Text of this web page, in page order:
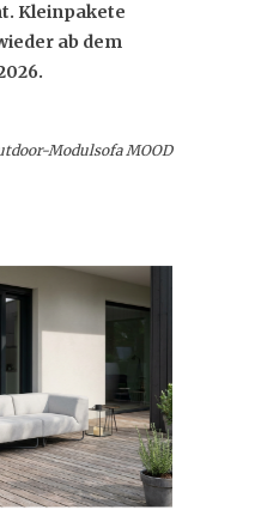
Kleinpakete
ab dem
Modulsofa MOOD